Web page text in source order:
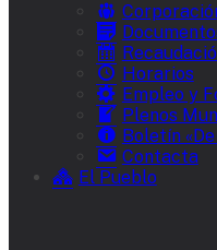
Horarios
Empleo y
Plenos
Boletín
Contacta
El Pueblo